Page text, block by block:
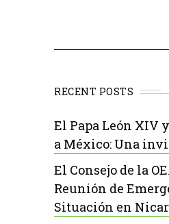
RECENT POSTS
El Papa León XIV
a México: Una
El Consejo de la
Reunión de
Situación en